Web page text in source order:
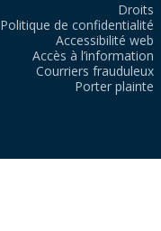
Droits
Politique de confidentialité
Accessibilité web
Accès à l’information
Courriers frauduleux
Porter plainte